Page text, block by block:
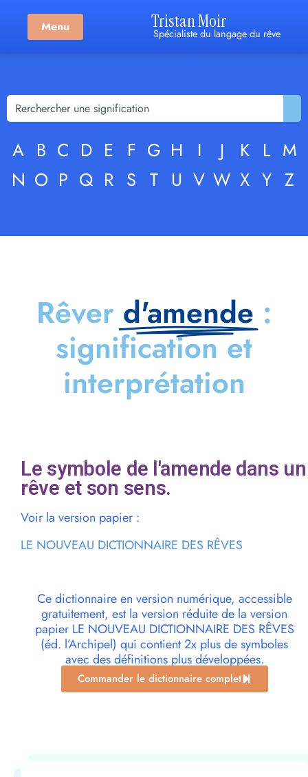
Menu Tristan Moir
Spécialiste du langage du rêve
A B C D E F G H I J K L M
N O P Q R S T U V W X Y Z
Rêver d'amende :
signification et
interprétation
Le symbole de l'amende dans un
rêve et son sens.
Voir la version papier :
LE NOUVEAU DICTIONNAIRE DES RÊVES
Ce dictionnaire en version numérique, accessible
gratuitement, est la version réduite de la version
papier LE NOUVEAU DICTIONNAIRE DES RÊVES
(éd. l’Archipel) qui contient 2x plus de symboles
avec des définitions plus développées.
Commander le dictionnaire complet